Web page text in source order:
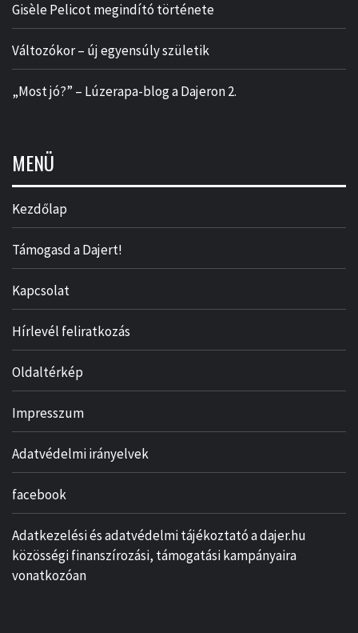
Gisèle Pelicot megindító története
Változókor – új egyensúly születik
„Most jó?” – Lúzerapa-blog a Dajeron 2.
MENÜ
Kezdőlap
Támogasd a Dajert!
Kapcsolat
Hírlevél feliratkozás
Oldaltérkép
Impresszum
Adatvédelmi irányelvek
facebook
Adatkezelési és adatvédelmi tájékoztató a dajer.hu
közösségi finanszírozási, támogatási kampányaira
vonatkozóan